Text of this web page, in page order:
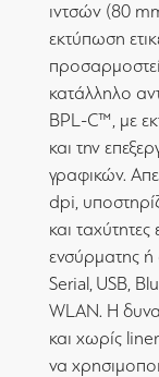
ιντσών (80
εκτύπωση
κατάλληλο
BPL-C™, με
και την
γραφικών.
dpi,
και
ενσύρματης
Serial, USB,
WLAN. Η
και χωρίς
να